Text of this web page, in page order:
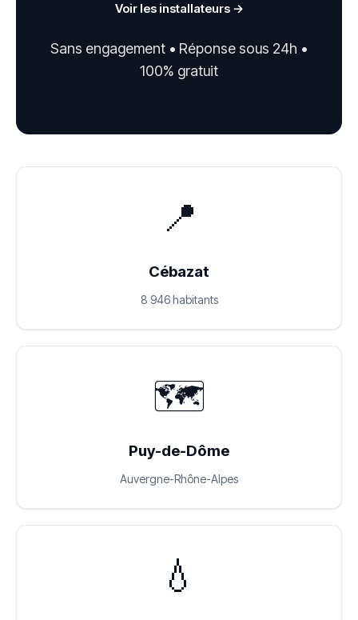
Voir les installateurs →
Sans engagement • Réponse sous 24h •
100% gratuit
📍
Cébazat
8 946 habitants
🗺️
Puy-de-Dôme
Auvergne-Rhône-Alpes
💧